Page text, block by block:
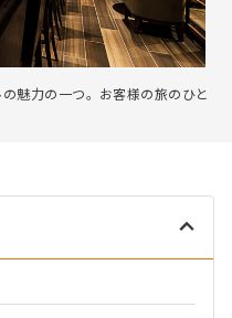
魅力の一つ。お客様の旅のひと